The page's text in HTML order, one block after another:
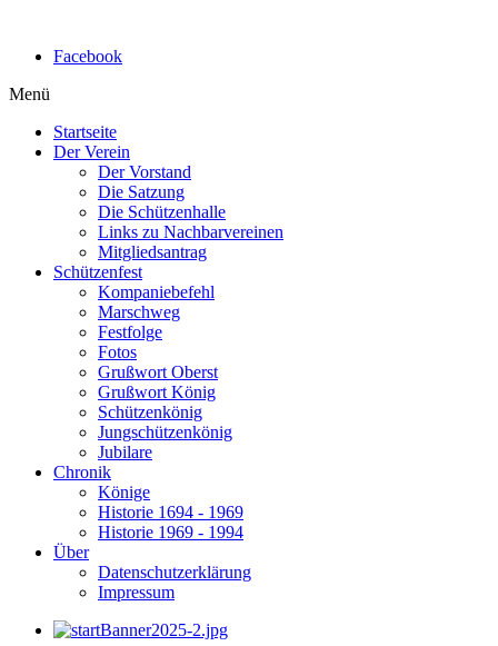
Facebook
Menü
Startseite
Der Verein
Der Vorstand
Die Satzung
Die Schützenhalle
Links zu Nachbarvereinen
Mitgliedsantrag
Schützenfest
Kompaniebefehl
Marschweg
Festfolge
Fotos
Grußwort Oberst
Grußwort König
Schützenkönig
Jungschützenkönig
Jubilare
Chronik
Könige
Historie 1694 - 1969
Historie 1969 - 1994
Über
Datenschutzerklärung
Impressum